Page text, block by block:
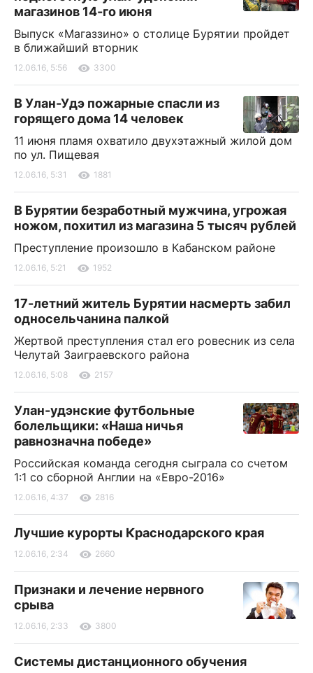
магазинов 14-го июня
Выпуск «Магаззино» о столице Бурятии пройдет
в ближайший вторник
12.06.16, 5:56 3300
В Улан-Удэ пожарные спасли из
горящего дома 14 человек
11 июня пламя охватило двухэтажный жилой дом
по ул. Пищевая
12.06.16, 5:31 1881
В Бурятии безработный мужчина, угрожая
ножом, похитил из магазина 5 тысяч рублей
Преступление произошло в Кабанском районе
12.06.16, 5:21 1952
17-летний житель Бурятии насмерть забил
односельчанина палкой
Жертвой преступления стал его ровесник из села
Челутай Заиграевского района
12.06.16, 5:08 2157
Улан-удэнские футбольные
болельщики: «Наша ничья
равнозначна победе»
Российская команда сегодня сыграла со счетом
1:1 со сборной Англии на «Евро-2016»
12.06.16, 4:37 2816
Лучшие курорты Краснодарского края
12.06.16, 2:34 2660
Признаки и лечение нервного
срыва
12.06.16, 2:33 3800
Системы дистанционного обучения